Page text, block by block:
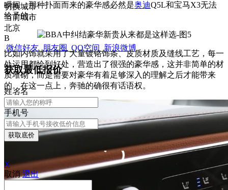
瞬间，那种扑面而来的豪华感必然是奥迪Q5L和宝马X3无法
给予的。
比如内饰就采用了大量镀铬饰条、皮质材质及缝线工艺，每一
处运用都恰到好处，营造出了很强的豪华感，这并非简单的材
质堆砌，而是需要对豪华有着足够深入的理解之后才能带来
的。在这一点上，奔驰的确很有话语权。
切换城市
当前城市
北京
B
微信好友 朋友圈 QQ空间 新浪微博
获取最低报价
姓名名
手机号
获取底价
X
取消 退出